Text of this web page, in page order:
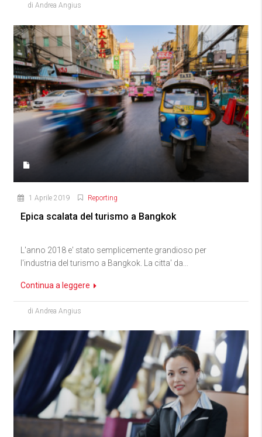
di Andrea Angius
1 Aprile 2019 Reporting
Epica scalata del turismo a Bangkok
L'anno 2018 e' stato semplicemente grandioso per
l'industria del turismo a Bangkok. La citta' da...
Continua a leggere
di Andrea Angius